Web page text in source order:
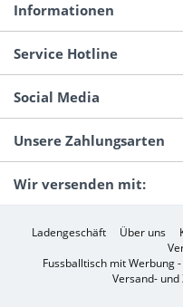
Informationen
Service Hotline
Social Media
Unsere Zahlungsarten
Wir versenden mit:
Ladengeschäft Über uns
Fussballtisch mit Werbung
Versand-